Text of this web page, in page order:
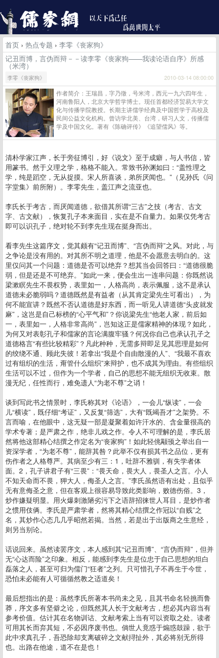
首页 › 热点专题 › 李零《丧家狗》
记丑而博，言伪而辩－－读李零《丧家狗——我读论语自序》所感
（米湾）
李零《丧家狗》 2010-03-14 08:00:00
作者简介：王瑞昌，字乃徵，号米湾，西元一九六四年生，
河南鲁阳人，北京大学哲学博士。现任首都经济贸易大学文
化与传播学院教授。长期主讲儒学经典及中国哲学于高校及
民间公益文化机构。曾访学北美、台湾，研习人文，传播儒
学及中国文化。著有《陈确评传》《追望儒风》等。
清朴学家江声，长于旁征博引，好《说文》至于成癖，与人书信，皆
用篆书。然于义理之学，格格不能入。常致书孙渊如曰：“盖性理之
学，纯是蹈空，无从捉摸。宋人所喜谈，弟所厌闻也。”（见孙氏《问
字堂集》前所附）。李零先生，盖江声之流亚也。
李氏长于考古，而厌闻道德，欲借其所谓“三古”之技（考古、古文
字、古文献），恢复孔子本来面目，实在是不自量力。如果仅凭考古
即可以识孔子，绝对轮不到李先生现在挺身而出。
看李先生这篇序文，觉其颇有“记丑而博”、“言伪而辩”之风。对此，与
之争论是没有用的。对其所不明之道理，他是不会愿意去明白的。这
里仅问其一个问题：道德是否可以绝弃？想其当会回答曰：“道德很脆
弱，但是还是不可绝弃。”如此一来，便会生出一连串问题：你既然说
梁漱瞑先生不畏权势，表里如一，人格高尚，表示佩服，这不是承认
道德未必脆弱吗？道德既然是有益者（从其肯定梁先生可看出），为
何不能宣讲？既然不否认道德是好东西，而一听见人讲道德“头皮就发
麻”，这岂是自己标榜的“心平气和”？你说梁先生“他老人家，前后如
一，表里如一，人格非常高尚”，岂知这正是儒家精神的体现？如此，
为何又对表彰孔子和儒家的言论满腹牢骚？何况你自己也承认孔子之
道德格言“有些比较精彩”？凡此种种，无需多辩即足见其思理是如何
的绞绕不通、顾此失彼！若拿出“我是个自由散漫的人”、“我最不喜欢
过有组织的生活，甭管什么组织”来辩护，也不成其为理由。有些组织
生活可以不过，但作为一个学者，自己的思想不能无组织无收束。散
漫无纪，任性而行，难免遗人“为老不尊”之诮！
谈到写此书之情景时，李氏称其对《论语》，一会儿“纵读”，一会
儿“横读”，既仔细“考证”，又反复“筛选”，大有“既竭吾才”之架势。不
言而喻，在他眼中，这无疑一部是凝聚着如许汗水的、含金量很高的
学术专著；是严肃之作，绝非儿戏之作。令人不可理解的是，李氏居
然将他这部精心结撰之作定名为“丧家狗”！如此轻佻颟顸之举出自一
资深学者，“为老不尊”，能辞其咎？此举不仅有损其书之品位，更有
伤作者之人格尊严。其病至少有三：1，吐辞不雅驯，有失学者体
面。2，孔子讲君子有“三畏”：“畏天命，畏大人，畏圣人之言。小人
不知天命而不畏，狎大人，侮圣人之言。”李氏虽然语有出处，且似乎
无有意侮圣之意，但在客观上很容易导致此类影响，败德伤俗。3，
炒作嫌疑明显。用火爆刺激陋劣污下之语辞招徕世人耳目，是炒作者
之惯用伎俩。李氏是严肃学者，然将其精心结撰之作冠以“自贱”之
名，其炒作心态几几乎昭然若揭。当然，若是出于出版商之生意经，
则另当别论。
话说回来。虽然读罢序文，本人感到其“记丑而博”、“言伪而辩”，但并
无“心达而险”之印象。相反，能感到李先生是位忠于自己思想的坦白
磊落之人，甚至可归为儒门“狂者”之列。只可惜孔子不再生于今世，
恐怕未必能有人可循循然教之适道矣！
最后想指出的是：虽然李氏所著本书尚未之见，且其书命名轻挑而鲁
莽，序文多有坚僻之论，但既然其人长于文献考古，想必其内容当有
参考价值。估计其在名物训诂、文献考索上当有可以资取之处。读者
可用其长而弃其短，不必因序废书也。倘世人竟惑于煽惑鼓躁，欲于
此中求真孔子，吾恐除却支离破碎之文献挦扯外，其必将别无所得
也。出路在他途，道不在是也！